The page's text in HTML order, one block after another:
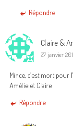
Répondre
Claire &
27 janvier
Mince, c’est mort pour
Amélie et Claire
Répondre